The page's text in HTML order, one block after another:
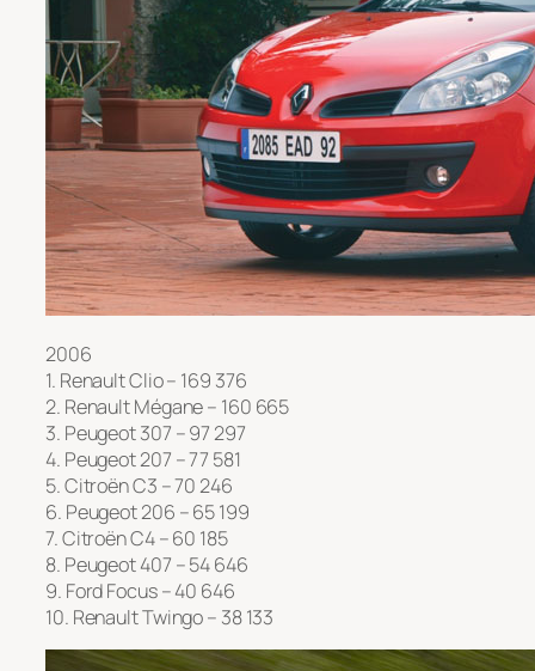
2006
1. Renault Clio – 169 376
2. Renault Mégane – 160 665
3. Peugeot 307 – 97 297
4. Peugeot 207 – 77 581
5. Citroën C3 – 70 246
6. Peugeot 206 – 65 199
7. Citroën C4 – 60 185
8. Peugeot 407 – 54 646
9. Ford Focus – 40 646
10. Renault Twingo – 38 133